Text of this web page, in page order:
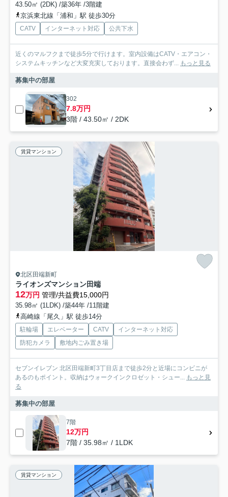
43.50㎡ (2DK) /築36年 /3階建
京浜東北線「浦和」駅 徒歩30分
CATV インターネット対応 公共下水
近くのマルフクまで徒歩5分で行けます。室内設備はCATV・エアコン・
システムキッチンなど大変充実しております。直接会わず... もっと見る
募集中の部屋
302
7.8万円
3階 / 43.50㎡ / 2DK
賃貸マンション
北区田端新町
ライオンズマンション田端
12万円 管理/共益費15,000円
35.98㎡ (1LDK) /築44年 /11階建
高崎線「尾久」駅 徒歩14分
駐輪場 エレベーター CATV
インターネット対応
防犯カメラ
敷地内ごみ置き場
セブンイレブン 北区田端新町3丁目店まで徒歩2分と近場にコンビニが
あるのもポイント。収納はウォークインクロゼット・シュー... もっと見
る
募集中の部屋
7階
12万円
7階 / 35.98㎡ / 1LDK
賃貸マンション